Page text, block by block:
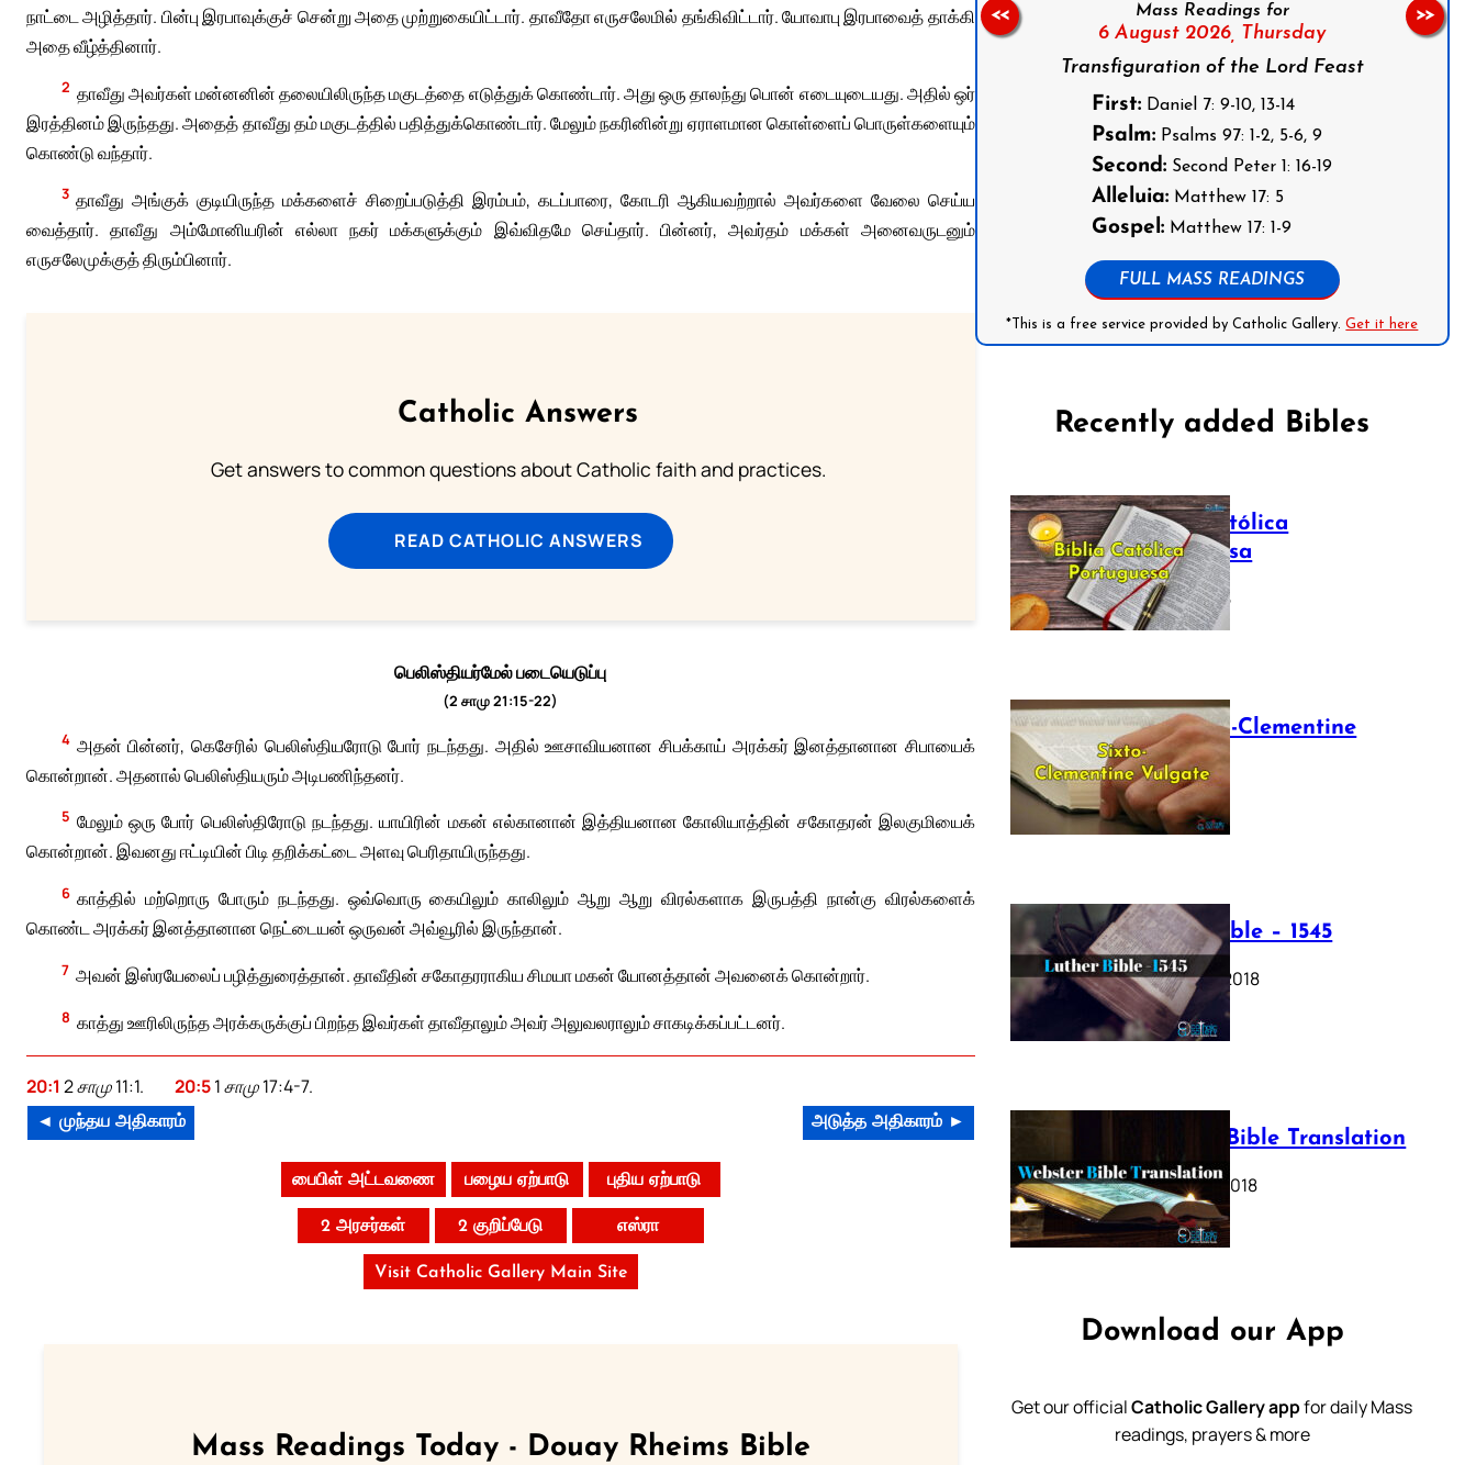
நாட்டை அழித்தார். பின்பு இரபாவுக்குச் சென்று அதை முற்றுகையிட்டார். தாவீதோ எருசலேமில் தங்கிவிட்டார். யோவாபு இரபாவைத் தாக்கி
அதை வீழ்த்தினார்.
2 தாவீது அவர்கள் மன்னனின் தலையிலிருந்த மகுடத்தை எடுத்துக் கொண்டார். அது ஒரு தாலந்து பொன் எடையுடையது. அதில் ஒர்
இரத்தினம் இருந்தது. அதைத் தாவீது தம் மகுடத்தில் பதித்துக்கொண்டார். மேலும் நகரினின்று ஏராளமான கொள்ளைப் பொருள்களையும்
கொண்டு வந்தார்.
3 தாவீது அங்குக் குடியிருந்த மக்களைச் சிறைப்படுத்தி இரம்பம், கடப்பாரை, கோடரி ஆகியவற்றால் அவர்களை வேலை செய்ய
வைத்தார். தாவீது அம்மோனியரின் எல்லா நகர் மக்களுக்கும் இவ்விதமே செய்தார். பின்னர், அவர்தம் மக்கள் அனைவருடனும்
எருசலேமுக்குத் திரும்பினார்.
Catholic Answers
Get answers to common questions about Catholic faith and practices.
READ CATHOLIC ANSWERS
பெலிஸ்தியர்மேல் படையெடுப்பு
(2 சாமு 21:15-22)
4 அதன் பின்னர், கெசேரில் பெலிஸ்தியரோடு போர் நடந்தது. அதில் ஊசாவியனான சிபக்காய் அரக்கர் இனத்தானான சிபாயைக்
கொன்றான். அதனால் பெலிஸ்தியரும் அடிபணிந்தனர்.
5 மேலும் ஒரு போர் பெலிஸ்திரோடு நடந்தது. யாயிரின் மகன் எல்கானான் இத்தியனான கோலியாத்தின் சகோதரன் இலகுமியைக்
கொன்றான். இவனது ஈட்டியின் பிடி தறிக்கட்டை அளவு பெரிதாயிருந்தது.
6 காத்தில் மற்றொரு போரும் நடந்தது. ஒவ்வொரு கையிலும் காலிலும் ஆறு ஆறு விரல்களாக இருபத்தி நான்கு விரல்களைக்
கொண்ட அரக்கர் இனத்தானான நெட்டையன் ஒருவன் அவ்வூரில் இருந்தான்.
7 அவன் இஸ்ரயேலைப் பழித்துரைத்தான். தாவீதின் சகோதரராகிய சிமயா மகன் யோனத்தான் அவனைக் கொன்றார்.
8 காத்து ஊரிலிருந்த அரக்கருக்குப் பிறந்த இவர்கள் தாவீதாலும் அவர் அலுவலராலும் சாகடிக்கப்பட்டனர்.
20:1 2 சாமு 11:1. 20:51 சாமு 17:4-7.
◄ முந்தய அதிகாரம் அடுத்த அதிகாரம் ►
பைபிள் அட்டவணை பழைய ஏற்பாடு புதிய ஏற்பாடு
2 அரசர்கள் 2 குறிப்பேடு எஸ்ரா
Visit Catholic Gallery Main Site
Mass Readings Today - Douay Rheims Bible
Mass Readings for
6 August 2026, Thursday
Transfiguration of the Lord Feast
First: Daniel 7: 9-10, 13-14
Psalm: Psalms 97: 1-2, 5-6, 9
Second: Second Peter 1: 16-19
Alleluia: Matthew 17: 5
Gospel: Matthew 17: 1-9
FULL MASS READINGS
*This is a free service provided by Catholic Gallery.Get it here
<< >>
Recently added Bibles
Bíblia Católica
Portuguesa
July 16, 2025
The Sixto-Clementine
Vulgate
July 12, 2025
Luther Bible – 1545
October 17, 2018
Webster Bible Translation
October 11, 2018
Download our App
Get our officialCatholic Gallery appfor daily Mass
readings, prayers & more